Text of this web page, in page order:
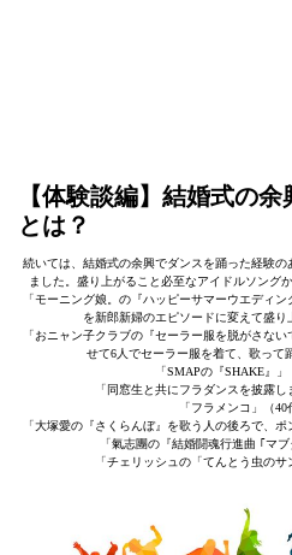
【体験談編】結婚式の
とは？
続いては、結婚式の余興でダンスを踊った経験
ました。盛り上がること必至なアイドルソング
「モーニング娘。の『ハッピーサマーウエディ
を新郎新婦のエピソードに変えて盛り
「おニャン子クラブの『セーラー服を脱がさな
せて6人でセーラー服を着て、歌って
「SMAPの『SHAKE』」
「同窓生と共にフラダンスを披露し
「フラメンコ」（40
「大塚愛の『さくらんぼ』を歌う人の後ろで、
「氣志團の『結婚闘魂行進曲 ｢マ
「チェリッシュの「てんとう虫のサ